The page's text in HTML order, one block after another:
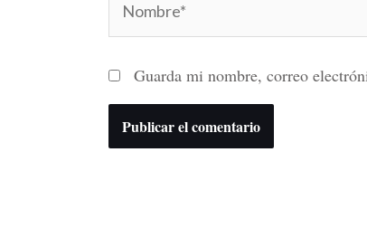
Guarda mi nombre, correo